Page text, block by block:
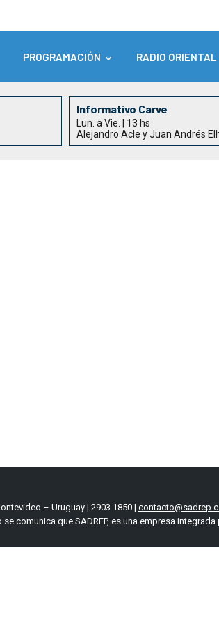
PROGRAMACIÓN RADIO ORIENTAL
Informativo Carve
Lun. a Vie. | 13 hs
Alejandro Acle y Juan Andrés
– Uruguay | 2903 1850 |
comunica que SADREP, es una empresa